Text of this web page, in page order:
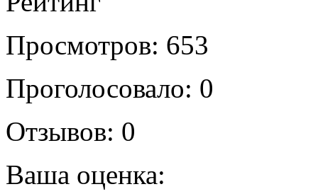
Просмотров: 653
Проголосовало: 0
Отзывов: 0
Ваша оценка: